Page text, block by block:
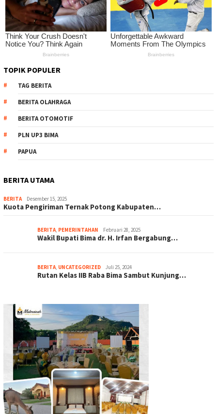
TOPIK POPULER
TAG BERITA
BERITA OLAHRAGA
BERITA OTOMOTIF
PLN UP3 BIMA
PAPUA
BERITA UTAMA
BERITA Desember 15, 2025
Kuota Pengiriman Ternak Potong Kabupaten…
BERITA, PEMERINTAHAN Februari 28, 2025
Wakil Bupati Bima dr. H. Irfan Bergabung…
BERITA, UNCATEGORIZED Juli 25, 2024
Rutan Kelas IIB Raba Bima Sambut Kunjung…